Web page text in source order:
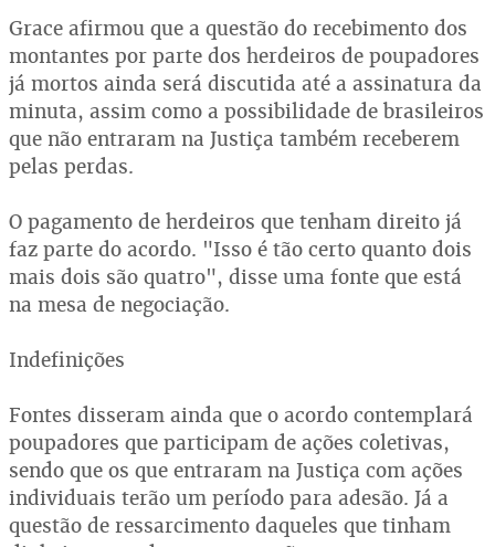
Grace afirmou que a questão do recebimento dos
montantes por parte dos herdeiros de poupadores
já mortos ainda será discutida até a assinatura da
minuta, assim como a possibilidade de brasileiros
que não entraram na Justiça também receberem
pelas perdas.
O pagamento de herdeiros que tenham direito já
faz parte do acordo. "Isso é tão certo quanto dois
mais dois são quatro", disse uma fonte que está
na mesa de negociação.
Indefinições
Fontes disseram ainda que o acordo contemplará
poupadores que participam de ações coletivas,
sendo que os que entraram na Justiça com ações
individuais terão um período para adesão. Já a
questão de ressarcimento daqueles que tinham